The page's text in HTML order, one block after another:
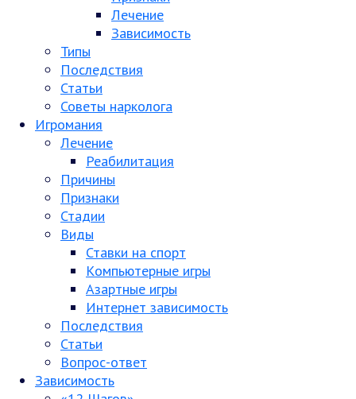
Лечение
Зависимость
Типы
Последствия
Статьи
Советы нарколога
Игромания
Лечение
Реабилитация
Причины
Признаки
Стадии
Виды
Ставки на спорт
Компьютерные игры
Азартные игры
Интернет зависимость
Последствия
Статьи
Вопрос-ответ
Зависимость